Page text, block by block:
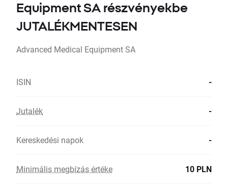
Equipment SA részvényekbe
JUTALÉKMENTESEN
Advanced Medical Equipment SA
ISIN -
Jutalék -
Kereskedési napok -
Minimális megbízás értéke 10 PLN